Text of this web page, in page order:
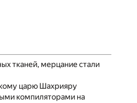
тканей, мерцание стали
царю Шахрияру
компиляторами на